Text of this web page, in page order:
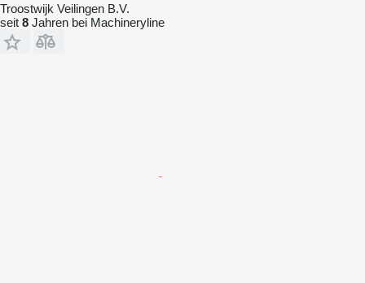
Troostwijk Veilingen B.V.
seit 8 Jahren bei Machineryline